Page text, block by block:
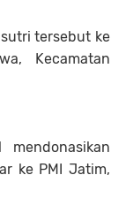
tersebut ke
Kecamatan
ke PMI Jatim,